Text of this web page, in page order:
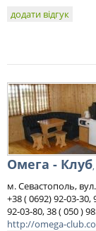
додати відгук
Омега - Клуб
м. Севастополь,
+38 ( 0692) 92-03-30,
92-03-80, 38 ( 050 )
http://omega-